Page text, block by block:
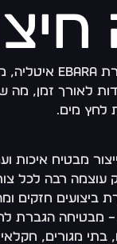
לאורך זמן,
לחץ מים.
מבטיח איכות
מבטיחה הגברת
בתי מגורים,